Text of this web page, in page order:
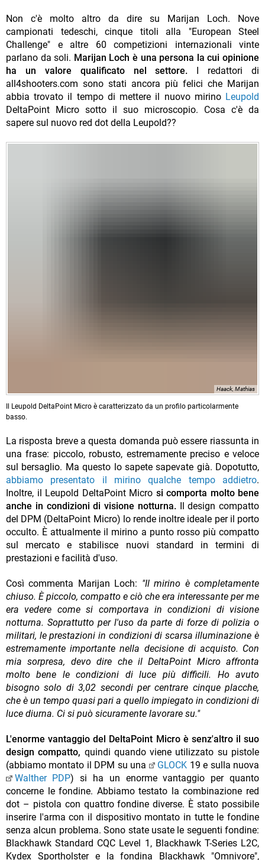
Non c'è molto altro da dire su Marijan Loch. Nove
campionati tedeschi, cinque titoli alla "European Steel
Challenge" e altre 60 competizioni internazionali vinte
parlano da soli. Marijan Loch è una persona la cui opinione
ha un valore qualificato nel settore. I redattori di
all4shooters.com sono stati ancora più felici che Marijan
abbia trovato il tempo di mettere il nuovo mirino Leupold
DeltaPoint Micro sotto il suo microscopio. Cosa c'è da
sapere sul nuovo red dot della Leupold??
Haack, Mathias
Il Leupold DeltaPoint Micro è caratterizzato da un profilo particolarmente
basso.
La risposta breve a questa domanda può essere riassunta in
una frase: piccolo, robusto, estremamente preciso e veloce
sul bersaglio. Ma questo lo sapete sapevate già. Dopotutto,
abbiamo presentato il mirino qualche tempo addietro.
Inoltre, il Leupold DeltaPoint Micro si comporta molto bene
anche in condizioni di visione notturna.Il design compatto
del DPM (DeltaPoint Micro) lo rende inoltre ideale per il porto
occulto. È attualmente il mirino a punto rosso più compatto
sul mercato e stabilisce nuovi standard in termini di
prestazioni e facilità d'uso.
Così commenta Marijan Loch: "Il mirino è completamente
chiuso. È piccolo, compatto e ciò che era interessante per me
era vedere come si comportava in condizioni di visione
notturna. Soprattutto per l'uso da parte di forze di polizia o
militari, le prestazioni in condizioni di scarsa illuminazione è
estremamente importante nella decisione di acquisto. Con
mia sorpresa, devo dire che il DeltaPoint Micro affronta
molto bene le condizioni di luce più difficili. Ho avuto
bisogno solo di 3,02 secondi per centrare cinque placche,
che è un tempo quasi pari a quello impiegato in condizioni di
luce diurna. Ci si può sicuramente lavorare su."
L'enorme vantaggio del DeltaPoint Micro è senz'altro il suo
design compatto, quindi quando viene utilizzato su pistole
(abbiamo montato il DPM su una
GLOCK 19 e sulla nuova
Walther PDP) si ha un enorme vantaggio per quanto
concerne le fondine. Abbiamo testato la combinazione red
dot – pistola con quattro fondine diverse. È stato possibile
inserire l'arma con il dispositivo montato in tutte le fondine
senza alcun problema. Sono state usate le seguenti fondine:
Blackhawk Standard CQC Level 1, Blackhawk T-Series L2C,
Kydex Sportholster e la fondina Blackhawk "Omnivore",